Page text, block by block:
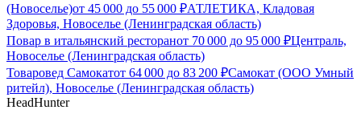
(Новоселье)от 45 000 до 55 000 ₽АТЛЕТИКА, Кладовая
Здоровья, Новоселье (Ленинградская область)
Повар в итальянский ресторанот 70 000 до 95 000 ₽Централь,
Новоселье (Ленинградская область)
Товаровед Самокатот 64 000 до 83 200 ₽Самокат (ООО Умный
ритейл), Новоселье (Ленинградская область)
HeadHunter